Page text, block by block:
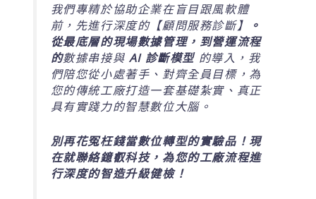
我們專精於協助企業在盲目跟風軟體
前，先進行深度的【顧問服務診斷】
。
從最底層的現場數據管理，到營運流程
的數據串接與 AI 診斷模型的導入，我
們陪您從小處著手、對齊全員目標，為
您的傳統工廠打造一套基礎紮實、真正
具有實踐力的智慧數位大腦。
別再花冤枉錢當數位轉型的實驗品！現
在就聯絡鐿叡科技，為您的工廠流程進
行深度的智造升級健檢！